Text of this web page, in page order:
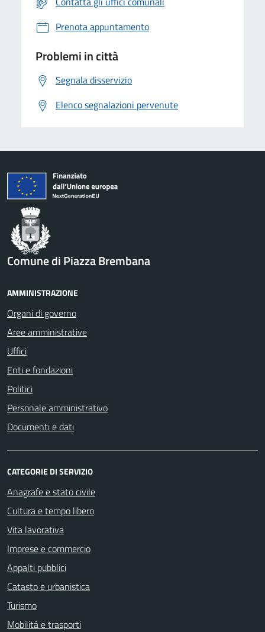
Prenota appuntamento
Problemi in città
Segnala disservizio
Elenco segnalazioni pervenute
Comune di Piazza Brembana
AMMINISTRAZIONE
Organi di governo
Aree amministrative
Uffici
Enti e fondazioni
Politici
Personale amministrativo
Documenti e dati
CATEGORIE DI SERVIZIO
Anagrafe e stato civile
Cultura e tempo libero
Vita lavorativa
Imprese e commercio
Appalti pubblici
Catasto e urbanistica
Turismo
Mobilità e trasporti